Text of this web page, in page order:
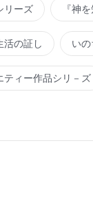
リーズ 『神
活の証し い
ィー作品シリ－ズ